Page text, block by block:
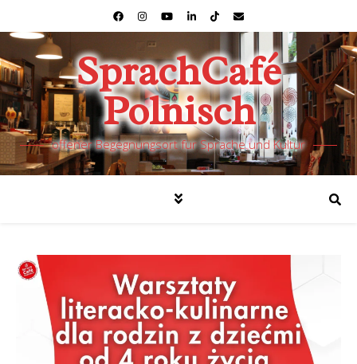
SprachCafé
Polnisch
offener Begegnungsort für Sprache und Kultur